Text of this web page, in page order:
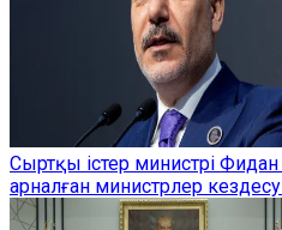
Сыртқы істер министрі
арналған министрлер